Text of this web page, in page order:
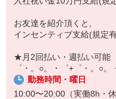
【スマホ面接実施中】
￣￣￣￣￣￣￣￣￣
自宅に居ながらスマホでカ
オンライン面談なのでスピ
即日登録もOK♪
気になった方はお気軽にご
お友達を紹介頂くと,
インセンティブ支給(規定
★月2回払い・週払い可能
゜・。○。・゜+゜・。○。
勤務時間・曜日
10:00〜20:00（実働8h・休